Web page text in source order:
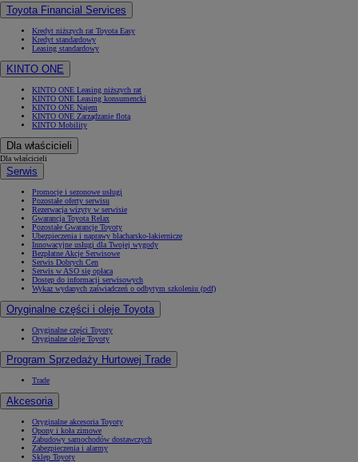
Toyota Financial Services
Kredyt niższych rat Toyota Easy
Kredyt standardowy
Leasing standardowy
KINTO ONE
KINTO ONE Leasing niższych rat
KINTO ONE Leasing konsumencki
KINTO ONE Najem
KINTO ONE Zarządzanie flotą
KINTO Mobility
Dla właścicieli
Dla właścicieli
Serwis
Promocje i sezonowe usługi
Pozostałe oferty serwisu
Rezerwacja wizyty w serwisie
Gwarancja Toyota Relax
Pozostałe Gwarancje Toyoty
Ubezpieczenia i naprawy blacharsko-lakiernicze
Innowacyjne usługi dla Twojej wygody
Bezpłatne Akcje Serwisowe
Serwis Dobrych Cen
Serwis w ASO się opłaca
Dostęp do informacji serwisowych
Wykaz wydanych zaświadczeń o odbytym szkoleniu (pdf)
Oryginalne części i oleje Toyota
Oryginalne części Toyoty
Oryginalne oleje Toyoty
Program Sprzedaży Hurtowej Trade
Trade
Akcesoria
Oryginalne akcesoria Toyoty
Opony i koła zimowe
Zabudowy samochodów dostawczych
Zabezpieczenia i alarmy
Sklep Toyoty